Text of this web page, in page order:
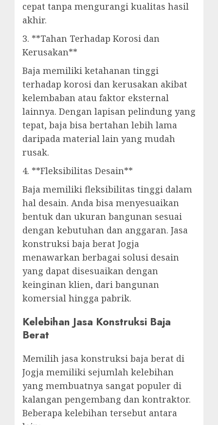
cepat tanpa mengurangi kualitas hasil
akhir.
3. **Tahan Terhadap Korosi dan
Kerusakan**
Baja memiliki ketahanan tinggi
terhadap korosi dan kerusakan akibat
kelembaban atau faktor eksternal
lainnya. Dengan lapisan pelindung yang
tepat, baja bisa bertahan lebih lama
daripada material lain yang mudah
rusak.
4. **Fleksibilitas Desain**
Baja memiliki fleksibilitas tinggi dalam
hal desain. Anda bisa menyesuaikan
bentuk dan ukuran bangunan sesuai
dengan kebutuhan dan anggaran. Jasa
konstruksi baja berat Jogja
menawarkan berbagai solusi desain
yang dapat disesuaikan dengan
keinginan klien, dari bangunan
komersial hingga pabrik.
Kelebihan Jasa Konstruksi Baja
Berat
Memilih jasa konstruksi baja berat di
Jogja memiliki sejumlah kelebihan
yang membuatnya sangat populer di
kalangan pengembang dan kontraktor.
Beberapa kelebihan tersebut antara